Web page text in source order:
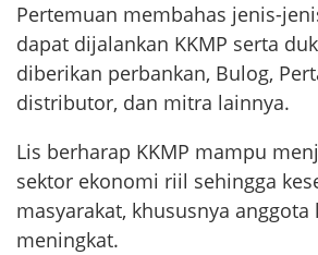
Pertemuan membahas jenis-
dapat dijalankan KKMP serta
diberikan perbankan, Bulog,
distributor, dan mitra lainnya.
Lis berharap KKMP mampu
sektor ekonomi riil sehingga
masyarakat, khususnya
meningkat.